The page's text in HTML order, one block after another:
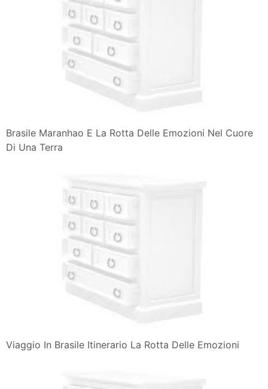
Brasile Maranhao E La Rotta Delle Emozioni Nel Cuore
Di Una Terra
Viaggio In Brasile Itinerario La Rotta Delle Emozioni